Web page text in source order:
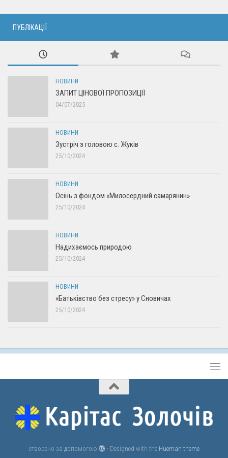
ПУБЛІКАЦІЇ
НОВИНИ
ЗАПИТ ЦІНОВОЇ ПРОПОЗИЦІЇ
04/07/2025
НОВИНИ
Зустріч з головою с. Жуків
25/10/2024
НОВИНИ
Осінь з фондом «Милосердний самарянин»
25/10/2024
НОВИНИ
Надихаємось природою
25/10/2024
НОВИНИ
«Батьківство без стресу» у Сновичах
25/10/2024
створено за допомогою - Designed with the Hueman theme